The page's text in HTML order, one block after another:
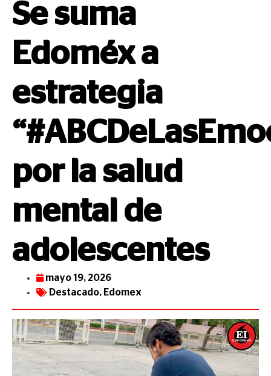
Se suma
Edoméx a
estrategia
por la salud
mental de
adolescentes
mayo 19, 2026
Destacado, Edomex